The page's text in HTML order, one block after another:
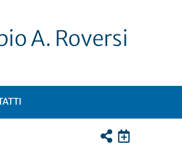
A. Roversi